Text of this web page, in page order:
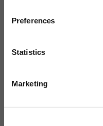
Preferences
Statistics
Marketing
in Berlin.specially